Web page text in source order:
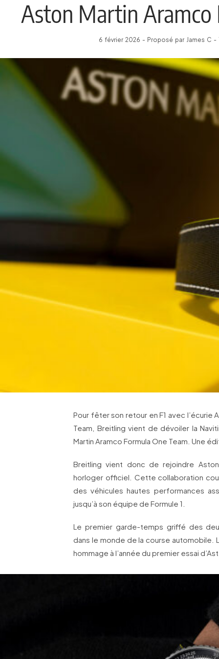
Aston Martin Aramco
6 février 2026 - Proposé par James C
Pour fêter son retour en F1 avec l’écurie
Team, Breitling vient de dévoiler la
Martin Aramco Formula One Team. Une
Breitling vient donc de rejoindre
horloger officiel. Cette collaboration
des véhicules hautes performances
jusqu’à son équipe de Formule 1.
Le premier garde-temps griffé des
dans le monde de la course automobile.
hommage à l’année du premier essai